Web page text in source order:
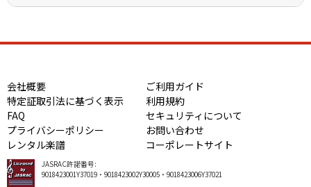
会社概要
ご利用ガイド
特定証取引法に基づく表示
利用規約
FAQ
セキュリティについて
プライバシーポリシー
お問い合わせ
レンタル楽譜
コーポレートサイト
JASRAC許諾番号:
9018423001Y37019・9018423002Y30005・9018423006Y37021